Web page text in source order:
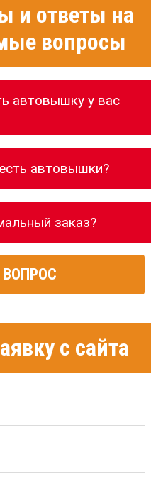
и ответы на
вопросы
автовышку у вас
автовышки?
заказ?
с сайта